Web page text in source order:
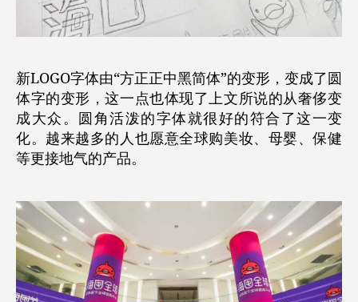
新LOGO字体由“方正正中黑简体”的变形，变成了圆
体字的变形，这一点也体现了上文所说的从奢侈变
成大众。圆角活泼的字体就很好的符合了这一变
化。越来越多的人也愿意全球购美妆、母婴、保健
等更接地气的产品。